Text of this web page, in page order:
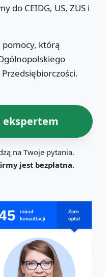
do CEIDG, US, ZUS i
którą
ekspertem
na Twoje pytania.
jest bezpłatna.